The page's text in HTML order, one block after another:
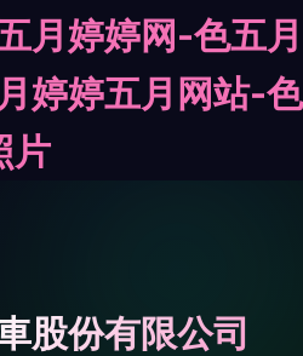
月婷婷网-色五月
婷婷五月网站-色
片
股份有限公司